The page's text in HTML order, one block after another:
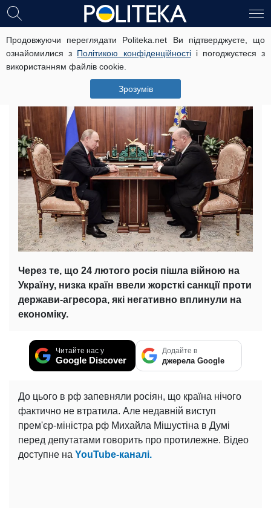
Продовжуючи переглядати Politeka.net Ви підтверджуєте, що
ознайомилися з Політикою конфіденційностіі погоджуєтеся з
використанням файлів cookie.
Зрозумів
Нові санкції застали економіку рф
зненацька: у путіна заговорили про
крах
Через те, що 24 лютого росія пішла війною на
Україну, низка країн ввели жорсткі санкції проти
держави-агресора, які негативно вплинули на
економіку.
Читайте нас у
Google Discover
Додайте в
джерела Google
До цього в рф запевняли росіян, що країна нічого
фактично не втратила. Але недавній виступ
прем'єр-міністра рф Михайла Мішустіна в Думі
перед депутатами говорить про протилежне. Відео
доступне на YouTube-каналі.